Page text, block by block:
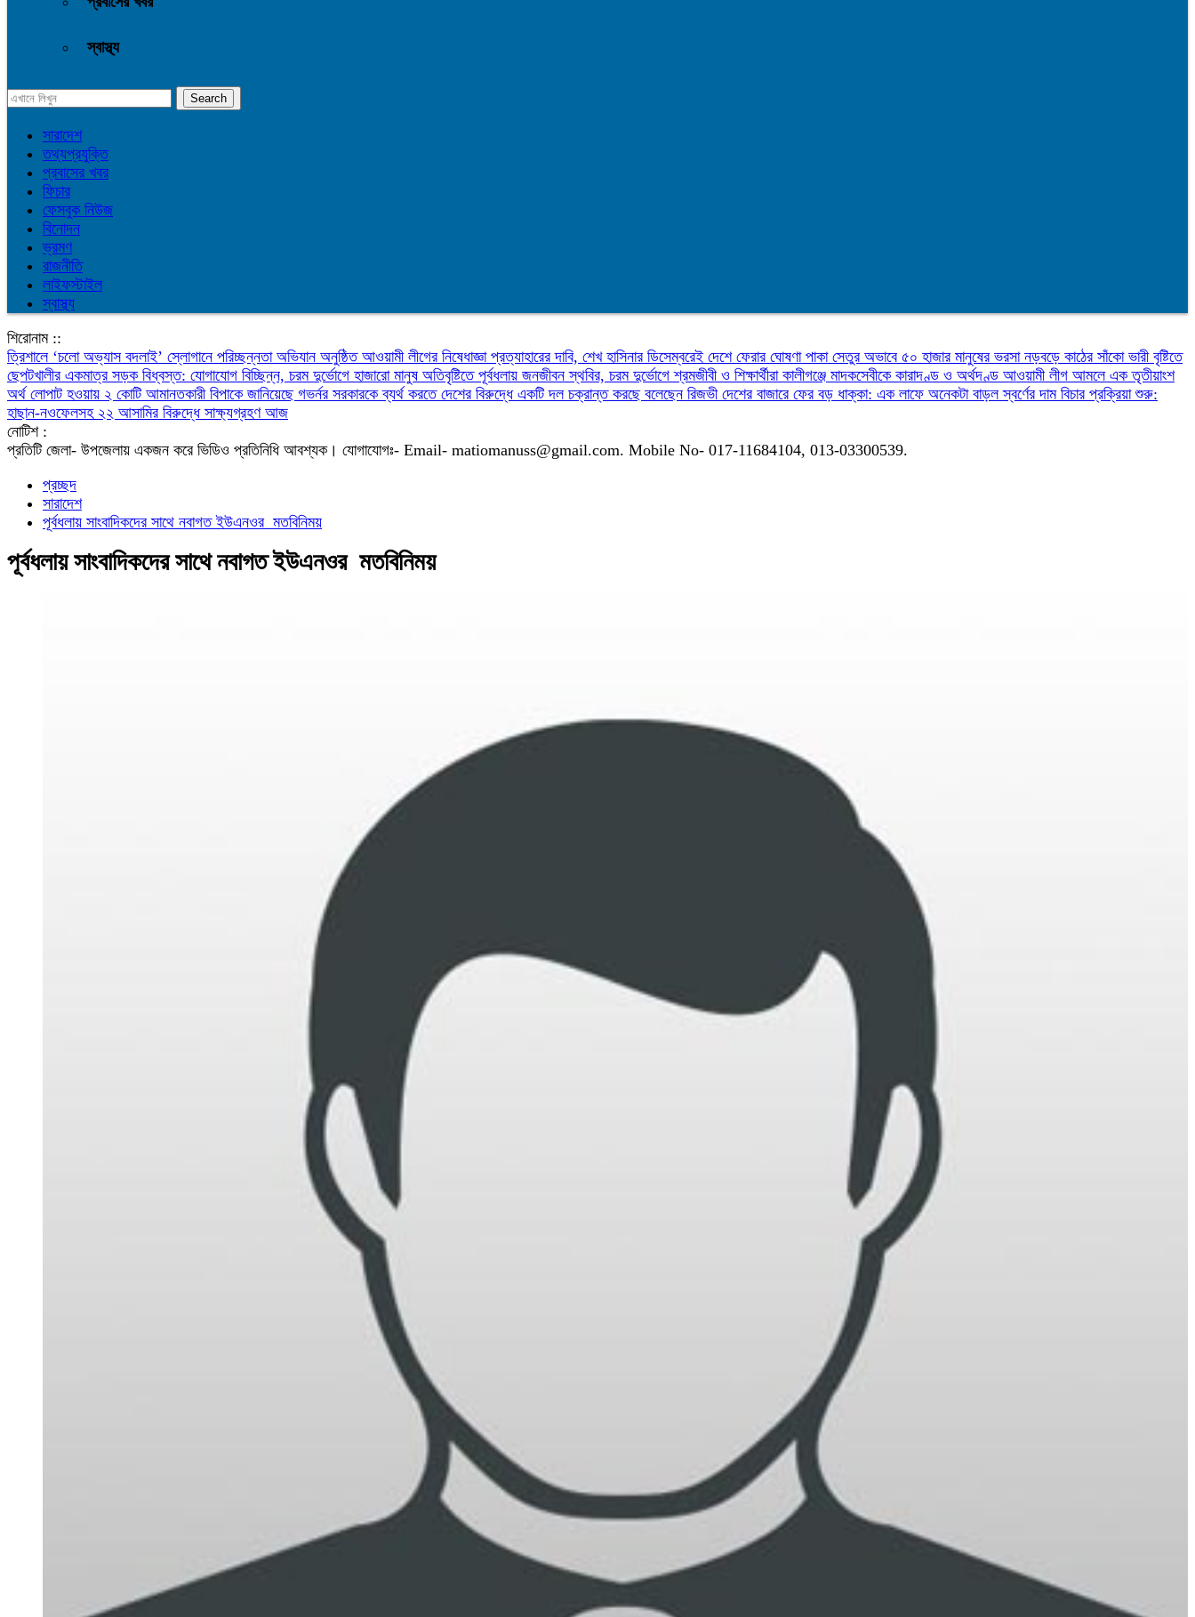
স্বাস্থ্য
সারাদেশ
তথ্যপ্রযুক্তি
প্রবাসের খবর
ফিচার
ফেসবুক নিউজ
বিনোদন
ভ্রমণ
রাজনীতি
লাইফস্টাইল
স্বাস্থ্য
শিরোনাম ::
‎ত্রিশালে ‘চলো অভ্যাস বদলাই’ স্লোগানে পরিচ্ছন্নতা অভিযান অনুষ্ঠিত আওয়ামী লীগের নিষেধাজ্ঞা প্রত্যাহারের দাবি, শেখ হাসিনার ডিসেম্বরেই দেশে ফেরার ঘোষণা পাকা সেতুর অভাবে ৫০ হাজার মানুষের ভরসা নড়বড়ে কাঠের সাঁকো ভারী বৃষ্টিতে
ছেপটখালীর একমাত্র সড়ক বিধ্বস্ত: যোগাযোগ বিচ্ছিন্ন, চরম দুর্ভোগে হাজারো মানুষ অতিবৃষ্টিতে পূর্বধলায় জনজীবন স্থবির, চরম দুর্ভোগে শ্রমজীবী ও শিক্ষার্থীরা কালীগঞ্জে মাদকসেবীকে কারাদণ্ড ও অর্থদণ্ড আওয়ামী লীগ আমলে এক তৃতীয়াংশ
অর্থ লোপাট হওয়ায় ২ কোটি আমানতকারী বিপাকে জানিয়েছে গভর্নর সরকারকে ব্যর্থ করতে দেশের বিরুদ্ধে একটি দল চক্রান্ত করছে বলেছেন রিজভী দেশের বাজারে ফের বড় ধাক্কা: এক লাফে অনেকটা বাড়ল স্বর্ণের দাম বিচার প্রক্রিয়া শুরু:
হাছান-নওফেলসহ ২২ আসামির বিরুদ্ধে সাক্ষ্যগ্রহণ আজ
নোটিশ :
প্রতিটি জেলা- উপজেলায় একজন করে ভিডিও প্রতিনিধি আবশ্যক। যোগাযোগঃ- Email- matiomanuss@gmail.com. Mobile No- 017-11684104, 013-03300539.
প্রচ্ছদ
সারাদেশ
পূর্বধলায় সাংবাদিকদের সাথে নবাগত ইউএনওর মতবিনিময়
পূর্বধলায় সাংবাদিকদের সাথে নবাগত ইউএনওর মতবিনিময়